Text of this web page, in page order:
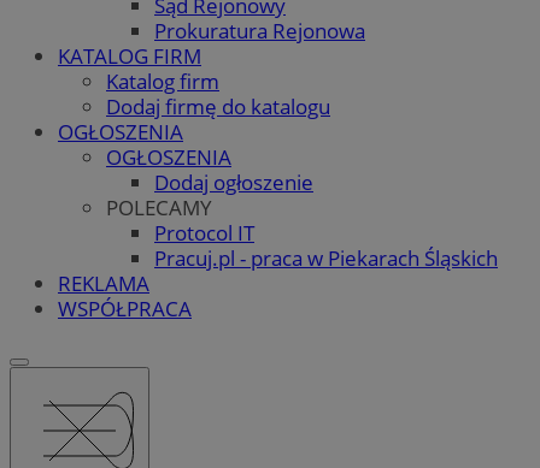
Prokuratura Rejonowa
KATALOG FIRM
Katalog firm
Dodaj firmę do katalogu
OGŁOSZENIA
OGŁOSZENIA
Dodaj ogłoszenie
POLECAMY
Protocol IT
Pracuj.pl - praca w Piekarach Śląskich
REKLAMA
WSPÓŁPRACA